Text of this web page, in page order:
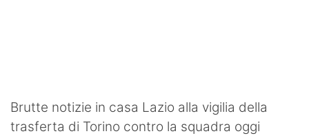
Brutte notizie in casa Lazio alla vigilia della
trasferta di Torino contro la squadra oggi